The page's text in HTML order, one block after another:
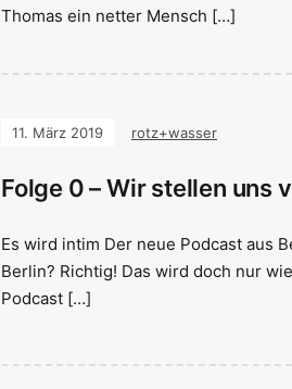
Thomas ein netter Mensch […]
11. März 2019 rotz+wasser
Folge 0 – Wir stellen uns
Es wird intim Der neue Podcast aus
Berlin? Richtig! Das wird doch nur
Podcast […]